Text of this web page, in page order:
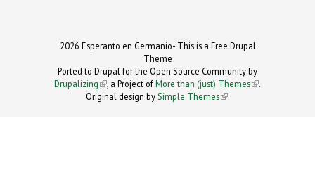
2026 Esperanto en Germanio- This is a Free Drupal
Theme
Ported to Drupal for the Open Source Community by
Drupalizing(link is external)
, a Project ofMore than (just) Themes (link is
.
Original design by Simple Themes
(link is
.